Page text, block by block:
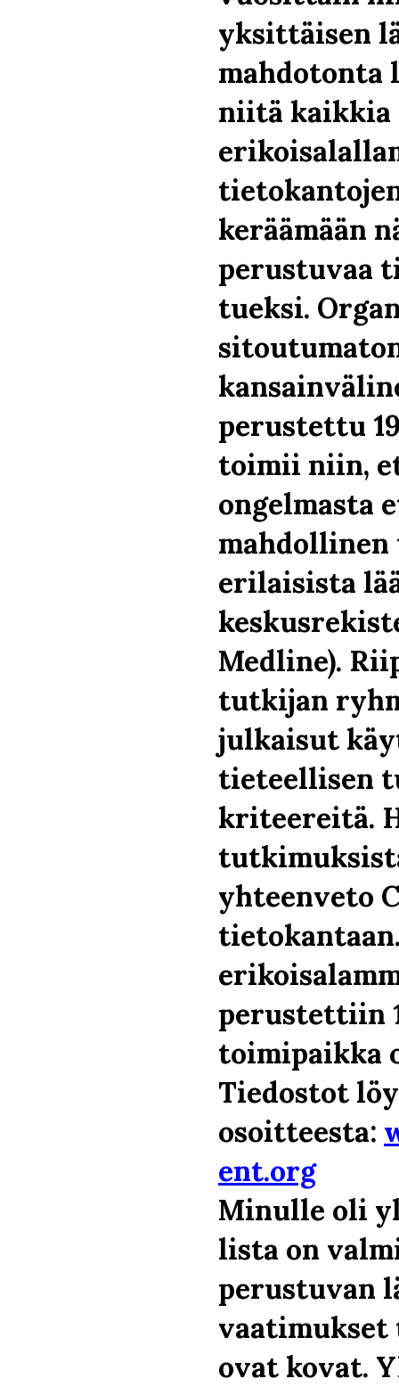
yksittäisen
mahdotonta
niitä kaikkia
keräämään
perustuvaa
tueksi.
perustettu
toimii niin,
ongelmasta
erilaisista
Medline).
tutkijan
julkaisut
tieteellisen
kriteereitä.
yhteenveto
perustettiin
toimipaikka
Tiedostot
osoitteesta:
ent.org
Minulle oli
lista on
perustuvan
ovat kovat.